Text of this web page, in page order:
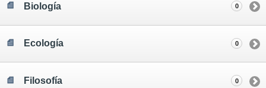
Biología 0
Ecología 0
Filosofía 0